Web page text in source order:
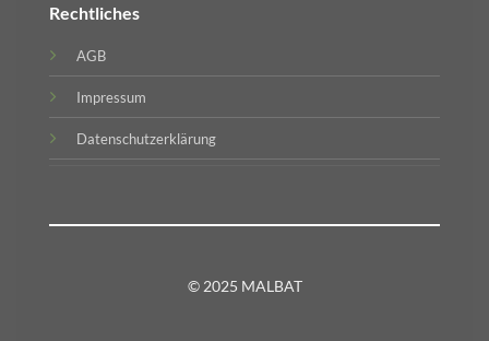
Rechtliches
AGB
Impressum
Datenschutzerklärung
© 2025 MALBAT